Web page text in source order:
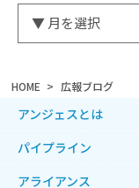
HOME 広報ブログ
アンジェスとは
パイプライン
アライアンス